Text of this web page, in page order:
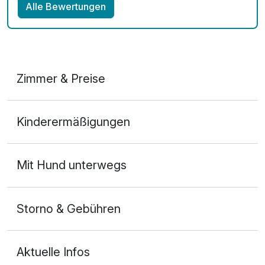
Alle Bewertungen
Zimmer & Preise
2 Erwachsene
Kinderermäßigungen
Mit Hund unterwegs
Storno & Gebühren
Aktuelle Infos